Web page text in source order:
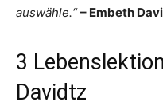
auswähle.“– Embeth
3
Davidtz